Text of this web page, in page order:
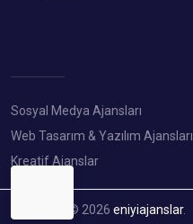
Sosyal Medya Ajansları
Web Tasarım & Yazılım Ajansları
Kreatif Ajanslar
Copyright © 2026 eniyiajanslar.